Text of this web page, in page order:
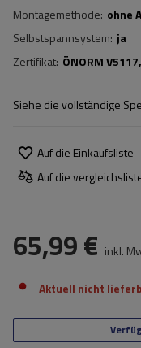
Montagemethode ohne
Selbstspannsystem ja
Zertifikat ÖNORM V5117
Siehe die vollständige
Auf die Einkaufsliste
Auf die
65,99 € inkl.
Aktuell nicht